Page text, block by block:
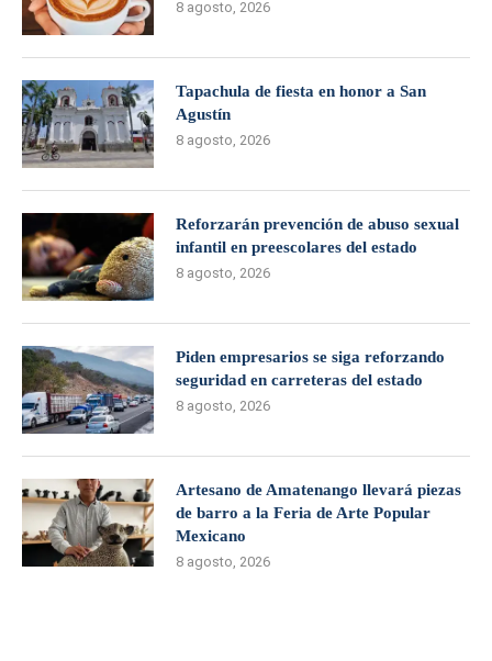
8 agosto, 2026
Tapachula de fiesta en honor a San
Agustín
8 agosto, 2026
Reforzarán prevención de abuso sexual
infantil en preescolares del estado
8 agosto, 2026
Piden empresarios se siga reforzando
seguridad en carreteras del estado
8 agosto, 2026
Artesano de Amatenango llevará piezas
de barro a la Feria de Arte Popular
Mexicano
8 agosto, 2026